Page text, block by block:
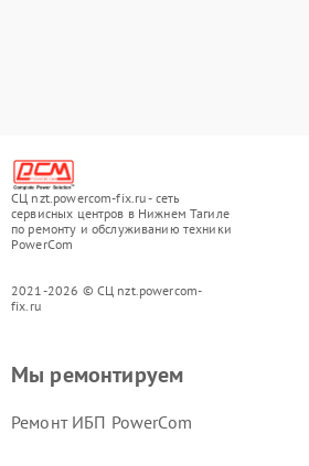
СЦ nzt.powercom-fix.ru - сеть
сервисных центров в Нижнем Тагиле
по ремонту и обслуживанию техники
PowerCom
2021-2026 © СЦ nzt.powercom-
fix.ru
Мы ремонтируем
Ремонт ИБП PowerCom